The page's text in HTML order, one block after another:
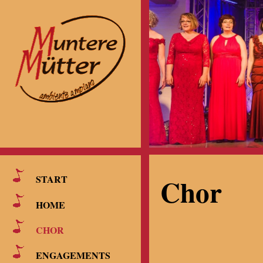
START
HOME
CHOR
ENGAGEMENTS
Chor